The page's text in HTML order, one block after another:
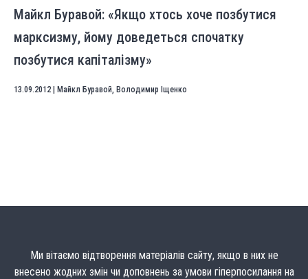
Майкл Буравой: «Якщо хтось хоче позбутися
марксизму, йому доведеться спочатку
позбутися капіталізму»
13.09.2012 Майкл Буравой, Володимир Іщенко
Ми вітаємо відтворення матеріалів сайту, якщо в них не
внесено жодних змін чи доповнень за умови гіперпосилання на